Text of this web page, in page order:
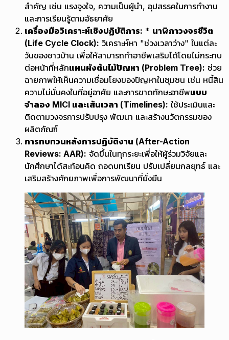
สำคัญ เช่น แรงจูงใจ, ความเป็นผู้นำ, อุปสรรคในการทำงาน
และการเรียนรู้ตามอัธยาศัย
เครื่องมือวิเคราะห์เชิงปฏิบัติการ: * นาฬิกาวงจรชีวิต
(Life Cycle Clock): วิเคราะห์หา "ช่วงเวลาว่าง" ในแต่ละ
วันของชาวบ้าน เพื่อให้สามารถทำอาชีพเสริมได้โดยไม่กระทบ
ต่อหน้าที่หลักแผนผังต้นไม้ปัญหา (Problem Tree): ช่วย
ฉายภาพให้เห็นความเชื่อมโยงของปัญหาในชุมชน เช่น หนี้สิน
ความไม่มั่นคงในที่อยู่อาศัย และการขาดทักษะอาชีพแบบ
จำลอง MICI และเส้นเวลา (Timelines): ใช้ประเมินและ
ติดตามวงจรการปรับปรุง พัฒนา และสร้างนวัตกรรมของ
ผลิตภัณฑ์
การทบทวนหลังการปฏิบัติงาน (After-Action
Reviews: AAR): จัดขึ้นในทุกระยะเพื่อให้ผู้ร่วมวิจัยและ
นักศึกษาได้สะท้อนคิด ถอดบทเรียน ปรับเปลี่ยนกลยุทธ์ และ
เสริมสร้างศักยภาพเพื่อการพัฒนาที่ยั่งยืน